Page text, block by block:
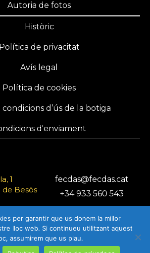
Autoria de fotos
Històric
Política de privacitat
Avís legal
Política de cookies
condicions d’ús de la botiga
d'enviament
1
de Besòs
fecdas@fecdas.cat
+34 933 560 543
© 2025 FECDAS
per garantir que us donem la millor
lloc web. Si continueu utilitzant aquest
assumirem que us plau.